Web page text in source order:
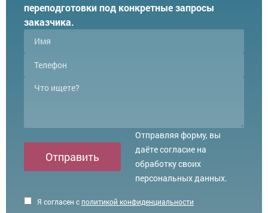
переподготовки под конкретные запросы
заказчика.
Я согласен сполитикой конфиденциальности
Отправить
Отправляя форму, вы
даёте согласие на
обработку своих
персональных данных.